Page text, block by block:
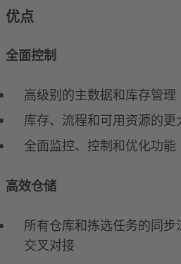
优点
全面控制
高级别的主数据和库存管理
库存、流程和可用资源的更
全面监控、控制和优化功能
高效仓储
所有仓库和拣选任务的同
交叉对接